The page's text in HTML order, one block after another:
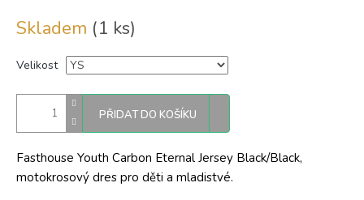
cena:
Skladem (1 ks)
Velikost
PŘIDAT DO KOŠÍKU
Fasthouse Youth Carbon Eternal Jersey Black/Black,
motokrosový dres pro děti a mladistvé.